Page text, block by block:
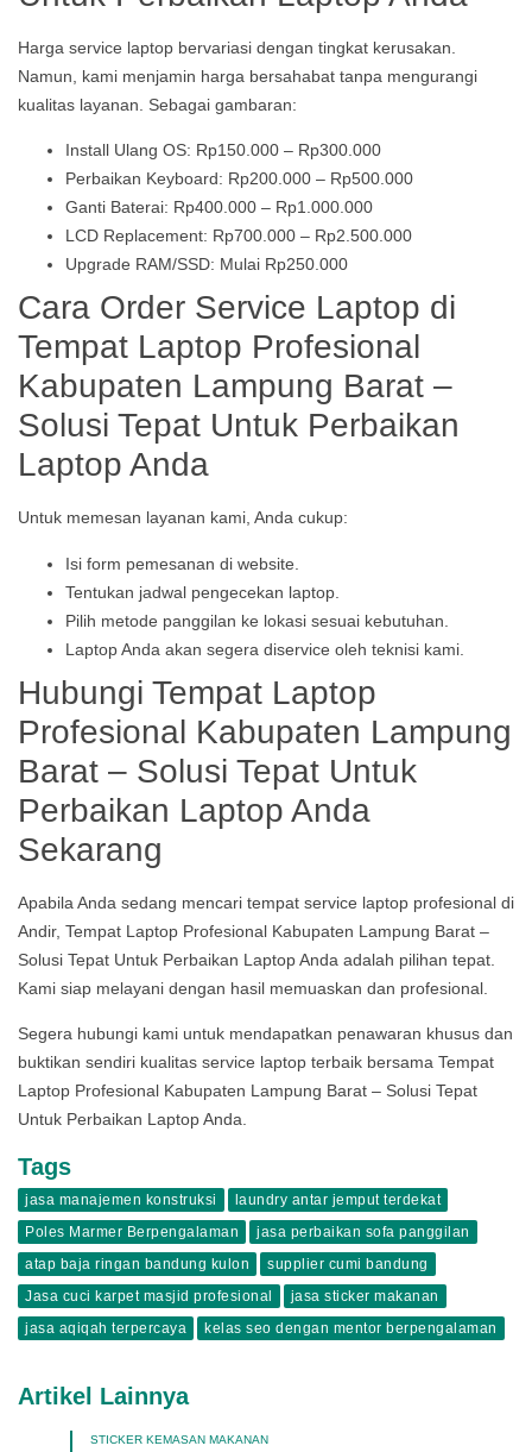
Harga service laptop bervariasi dengan tingkat kerusakan.
Namun, kami menjamin harga bersahabat tanpa mengurangi
kualitas layanan. Sebagai gambaran:
Install Ulang OS: Rp150.000 – Rp300.000
Perbaikan Keyboard: Rp200.000 – Rp500.000
Ganti Baterai: Rp400.000 – Rp1.000.000
LCD Replacement: Rp700.000 – Rp2.500.000
Upgrade RAM/SSD: Mulai Rp250.000
Cara Order Service Laptop di
Tempat Laptop Profesional
Kabupaten Lampung Barat –
Solusi Tepat Untuk Perbaikan
Laptop Anda
Untuk memesan layanan kami, Anda cukup:
Isi form pemesanan di website.
Tentukan jadwal pengecekan laptop.
Pilih metode panggilan ke lokasi sesuai kebutuhan.
Laptop Anda akan segera diservice oleh teknisi kami.
Hubungi Tempat Laptop
Profesional Kabupaten Lampung
Barat – Solusi Tepat Untuk
Perbaikan Laptop Anda
Sekarang
Apabila Anda sedang mencari tempat service laptop profesional di
Andir, Tempat Laptop Profesional Kabupaten Lampung Barat –
Solusi Tepat Untuk Perbaikan Laptop Anda adalah pilihan tepat.
Kami siap melayani dengan hasil memuaskan dan profesional.
Segera hubungi kami untuk mendapatkan penawaran khusus dan
buktikan sendiri kualitas service laptop terbaik bersama Tempat
Laptop Profesional Kabupaten Lampung Barat – Solusi Tepat
Untuk Perbaikan Laptop Anda.
Tags
jasa manajemen konstruksi
laundry antar jemput terdekat
Poles Marmer Berpengalaman
jasa perbaikan sofa panggilan
atap baja ringan bandung kulon
supplier cumi bandung
Jasa cuci karpet masjid profesional
jasa sticker makanan
jasa aqiqah terpercaya
kelas seo dengan mentor berpengalaman
Artikel Lainnya
STICKER KEMASAN MAKANAN